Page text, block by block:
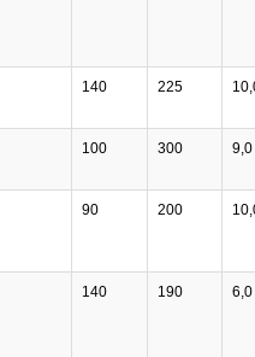
140 225
100 300 9,0
90 200
140 190 6,0